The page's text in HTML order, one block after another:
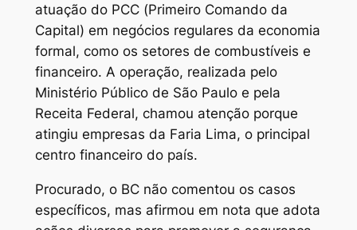
atuação do PCC (Primeiro Comando da
Capital) em negócios regulares da economia
formal, como os setores de combustíveis e
financeiro. A operação, realizada pelo
Ministério Público de São Paulo e pela
Receita Federal, chamou atenção porque
atingiu empresas da Faria Lima, o principal
centro financeiro do país.
Procurado, o BC não comentou os casos
específicos, mas afirmou em nota que adota